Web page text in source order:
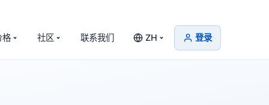
格 社区 联系我们 ZH 登录